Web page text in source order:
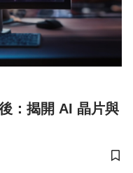
：揭開 AI 晶片與
儲